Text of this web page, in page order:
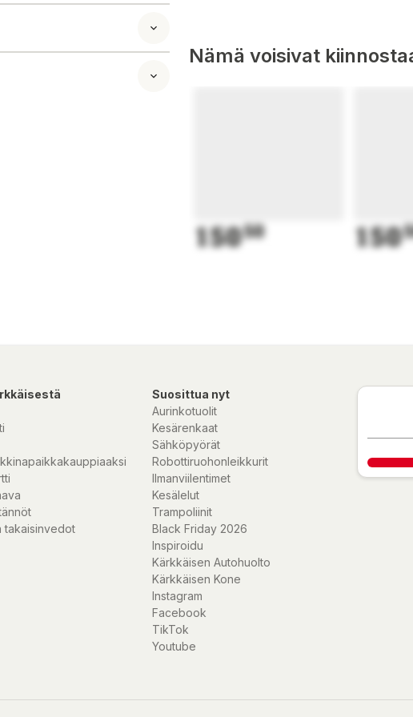
chokladsmak.
av ett
att det är
Nämä voisivat
15050 150
takaisinvedot
Suosittua nyt
Aurinkotuolit
Kesärenkaat
Sähköpyörät
Robottiruohonleikkurit
Ilmanviilentimet
Kesälelut
Trampoliinit
Black Friday 2026
Inspiroidu
Kärkkäisen Autohuolto
Kärkkäisen Kone
Instagram
Facebook
TikTok
Youtube